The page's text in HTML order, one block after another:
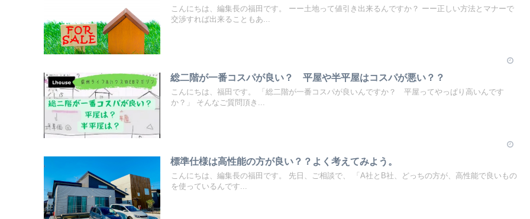
こんにちは、編集長の福田です。 ーー土地って値引き出来るんですか？ ーー正しい方法とマナーで
交渉すれば出来ることもあ...
総二階が一番コスパが良い？ 平屋や半平屋はコスパが悪い？？
こんにちは、福田です。 「総二階が一番コスパが良いんですか？ 平屋ってやっぱり高いんです
か？」 そんなご質問頂き...
標準仕様は高性能の方が良い？？よく考えてみよう。
こんにちは、編集長の福田です。 先日、ご相談で、 「A社とB社、どっちの方が、高性能で良いもの
を使っているんです...